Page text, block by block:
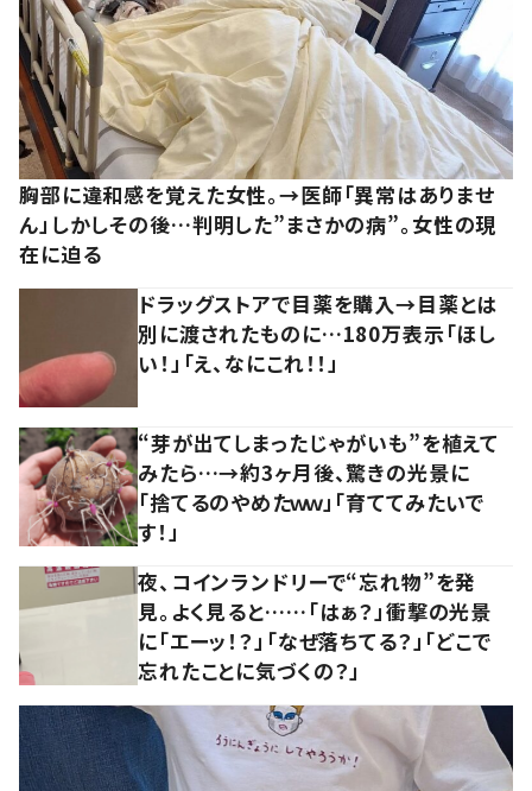
胸部に違和感を覚えた女性。→医師「異常はありませ
ん」しかしその後…判明した”まさかの病”。女性の現
在に迫る
ドラッグストアで目薬を購入→目薬とは
別に渡されたものに…180万表示「ほし
い！」「え、なにこれ！！」
“芽が出てしまったじゃがいも”を植えて
みたら…→約3ヶ月後、驚きの光景に
「捨てるのやめたｗｗ」「育ててみたいで
す！」
夜、コインランドリーで“忘れ物”を発
見。よく見ると……「はぁ？」衝撃の光景
に「エーッ！？」「なぜ落ちてる？」「どこで
忘れたことに気づくの？」